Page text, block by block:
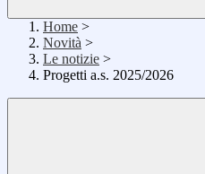
Home >
Novità >
Le notizie >
Progetti a.s. 2025/2026